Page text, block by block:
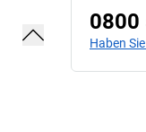
0800
Haben